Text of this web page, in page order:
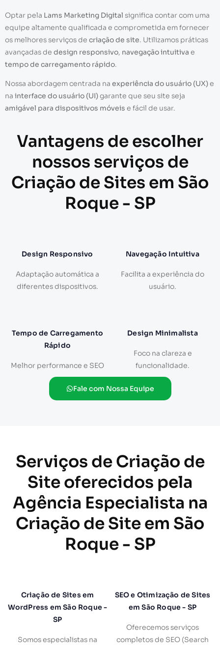
Optar pela Lams Marketing Digital significa contar com uma
equipe altamente qualificada e comprometida em fornecer
os melhores serviços de criação de site. Utilizamos práticas
avançadas de design responsivo, navegação intuitiva e
tempo de carregamento rápido.
Nossa abordagem centrada na experiência do usuário (UX)e
na interface do usuário (UI)garante que seu site seja
amigável para dispositivos móveis e fácil de usar.
Vantagens de escolher
nossos serviços de
Criação de Sites em São
Roque - SP
Design Responsivo
Adaptação automática a
diferentes dispositivos.
Navegação Intuitiva
Facilita a experiência do
usuário.
Tempo de Carregamento
Rápido
Melhor performance e SEO
Design Minimalista
Foco na clareza e
funcionalidade.
Fale com Nossa Equipe
Serviços de Criação de
Site oferecidos pela
Agência Especialista na
Criação de Site em São
Roque - SP
Criação de Sites em
WordPress em São Roque -
SP
Somos especialistas na
SEO e Otimização de Sites
em São Roque - SP
Oferecemos serviços
completos de SEO (Search